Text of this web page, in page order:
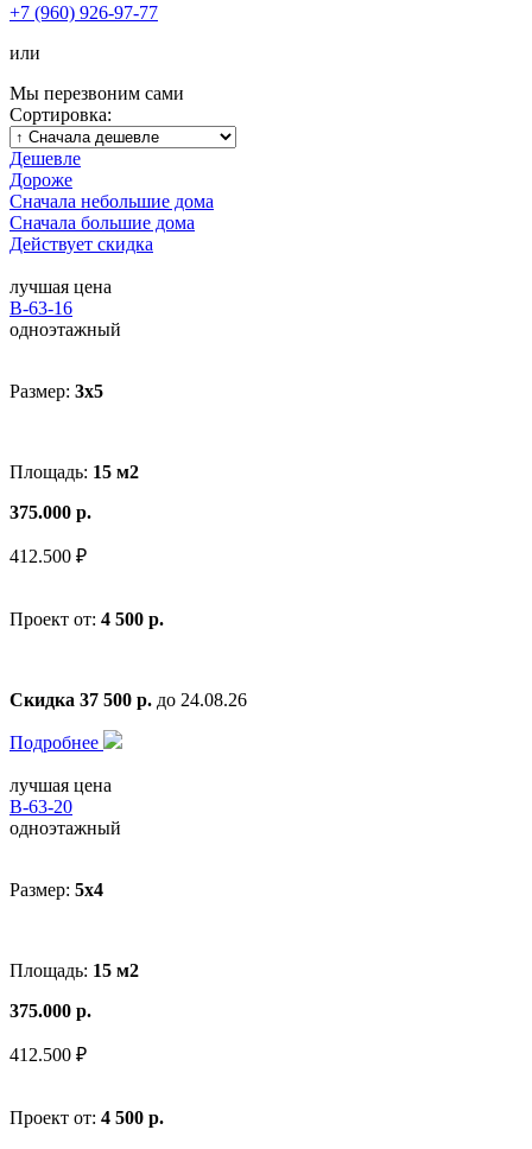
+7 (960) 926-97-77
или
Мы перезвоним сами
Сортировка:
Дешевле
Дороже
Сначала небольшие дома
Сначала большие дома
Действует скидка
лучшая цена
В-63-16
одноэтажный
Размер: 3x5
Площадь: 15 м2
375.000 р.
412.500 ₽
Проект от: 4 500 р.
Скидка 37 500 р. до 24.08.26
Подробнее
лучшая цена
В-63-20
одноэтажный
Размер: 5x4
Площадь: 15 м2
375.000 р.
412.500 ₽
Проект от: 4 500 р.